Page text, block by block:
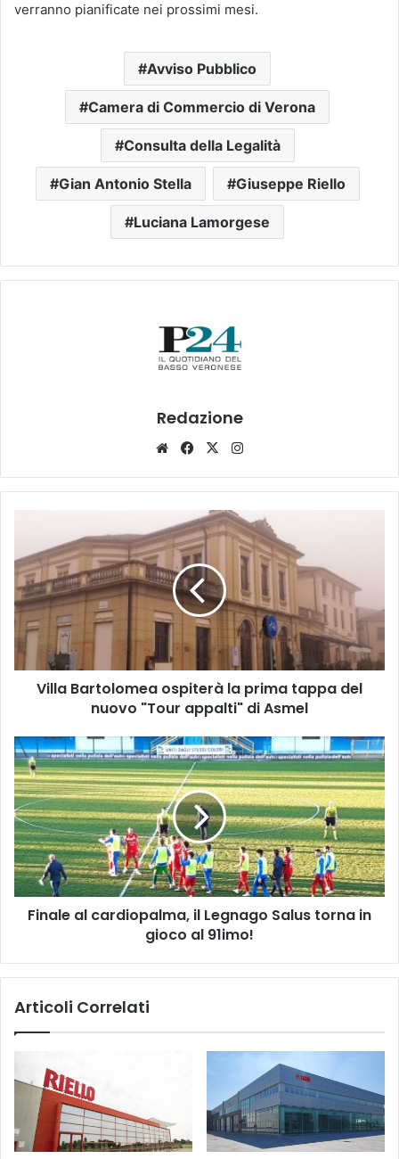
verranno pianificate nei prossimi mesi.
Avviso Pubblico
Camera di Commercio di Verona
Consulta della Legalità
Gian Antonio Stella Giuseppe Riello
Luciana Lamorgese
Redazione
WebsiteFacebook
X
Bartolomea
ospiterà
la
prima
tappa
del
nuovo
"Tour
appalti"Villa Bartolomea ospiterà la prima tappa del
nuovo "Tour appalti" di Asmel
Finale
al
cardiopalma,
il
Legnago
Salus
torna
in
gioco
Finale al cardiopalma, il Legnago Salus torna in
gioco al 91imo!
Articoli Correlati